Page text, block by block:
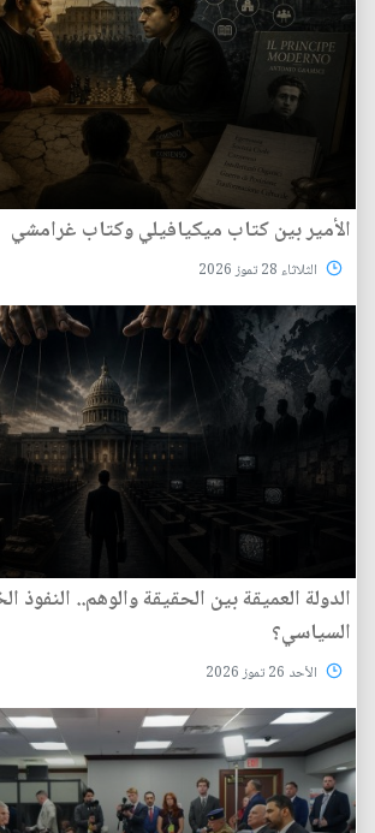
الأمير بين كتاب ميكيافيلي وكتاب غرامشي
الثلاثاء 28 تموز 2026
الدولة العميقة بين الحقيقة والوهم.. النفوذ
السياسي؟
الأحد 26 تموز 2026